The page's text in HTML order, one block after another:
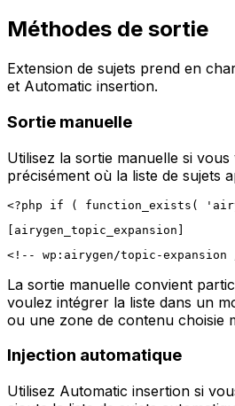
Méthodes de sortie
Extension de sujets prend en
et Automatic insertion.
Sortie manuelle
Utilisez la sortie manuelle si
précisément où la liste de sujets
La sortie manuelle convient
voulez intégrer la liste dans un
ou une zone de contenu choisie
Injection automatique
Utilisez Automatic insertion si